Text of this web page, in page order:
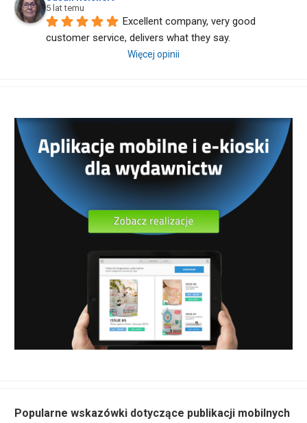
5 lat temu
Excellent company, very good
customer service, delivers what they say.
Więcej opinii
Popularne wskazówki dotyczące publikacji mobilnych